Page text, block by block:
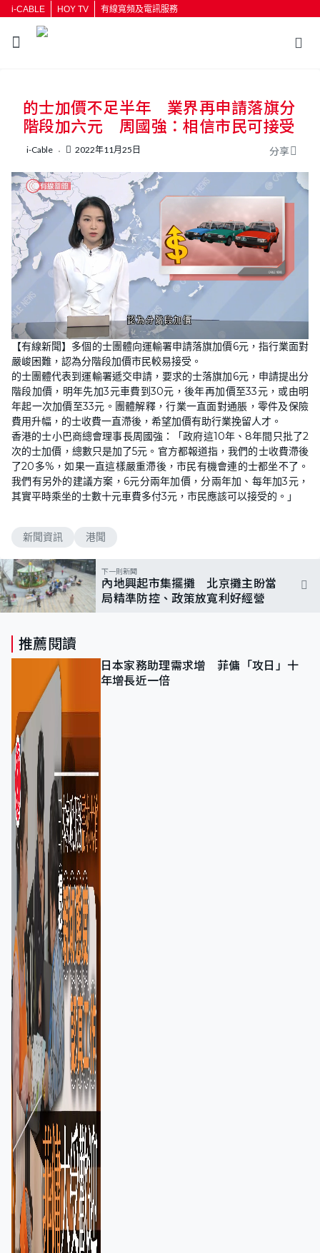
i-CABLE HOY TV 有線寬頻及電訊服務
按輸入鍵開始搜尋
的士加價不足半年 業界再申請落旗分
階段加六元 周國強：相信市民可接受
i-Cable 2022年11月25日 分享
U
n
m
u
t
e
o
a
d
e
d
:
6
5
.
7
2
%
【有線新聞】多個的士團體向運輸署申請落旗加價6元，指行業面對
嚴峻困難，認為分階段加價市民較易接受。
的士團體代表到運輸署遞交申請，要求的士落旗加6元，申請提出分
階段加價，明年先加3元車費到30元，後年再加價至33元，或由明
年起一次加價至33元。團體解釋，行業一直面對通脹，零件及保險
費用升幅，的士收費一直滯後，希望加價有助行業挽留人才。
香港的士小巴商總會理事長周國強：「政府這10年、8年間只批了2
次的士加價，總數只是加了5元。官方都報道指，我們的士收費滯後
了20多%，如果一直這樣嚴重滯後，市民有機會連的士都坐不了。
我們有另外的建議方案，6元分兩年加價，分兩年加、每年加3元，
其實平時乘坐的士數十元車費多付3元，市民應該可以接受的。」
新聞資訊 港聞
下一則新聞
內地興起市集擺攤 北京攤主盼當
局精準防控、政策放寬利好經營
推薦閱讀
日本家務助理需求增 菲傭「攻日」十
年增長近一倍